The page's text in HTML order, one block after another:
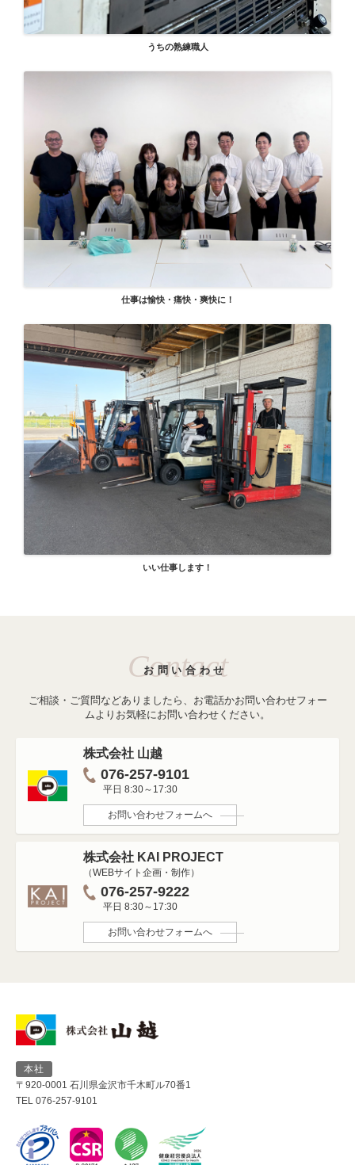
うちの熟練職人
仕事は愉快・痛快・爽快に！
いい仕事します！
お問い合わせ
Contact
ご相談・ご質問などありましたら、お電話かお問い合わせフォー
ムよりお気軽にお問い合わせください。
株式会社 山越
076-257-9101
平日 8:30～17:30
お問い合わせフォームへ
株式会社 KAI PROJECT
（WEBサイト企画・制作）
076-257-9222
平日 8:30～17:30
お問い合わせフォームへ
本社
〒920-0001 石川県金沢市千木町ル70番1
TEL 076-257-9101